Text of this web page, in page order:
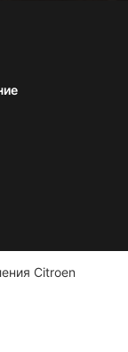
Citroen